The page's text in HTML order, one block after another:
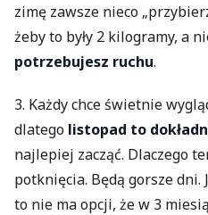
zimę zawsze nieco
żeby to były 2 kilogramy, a
potrzebujesz ruchu.
3. Każdy chce świetnie
dlatego listopad to
najlepiej zacząć. Dlaczego
potknięcia. Będą gorsze dni.
to nie ma opcji, że w 3